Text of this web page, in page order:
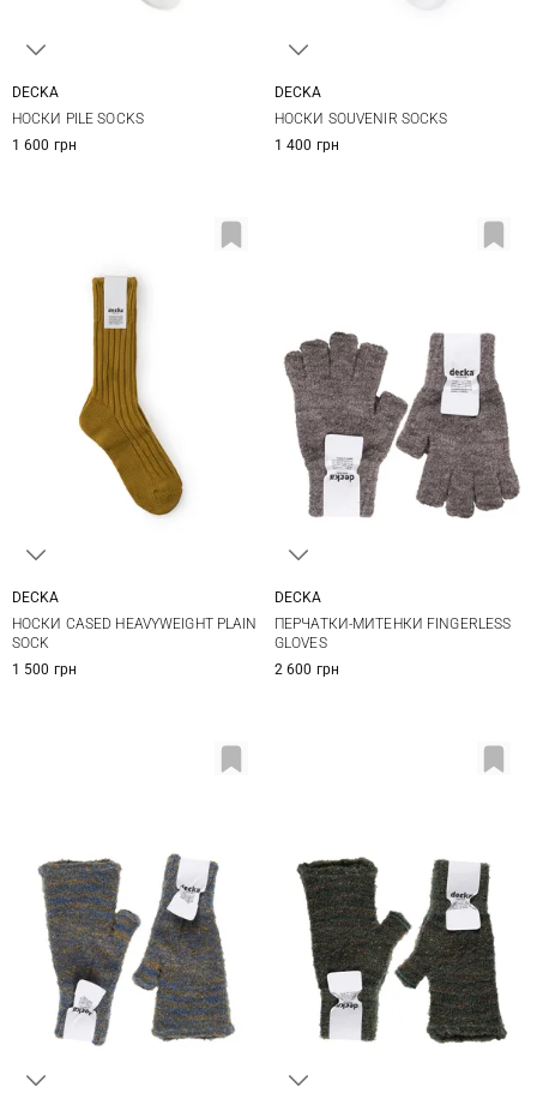
DECKA
НОСКИ PILE SOCKS
1 600 грн
DECKA
НОСКИ SOUVENIR SOCKS
1 400 грн
DECKA
НОСКИ CASED HEAVYWEIGHT PLAIN
SOCK
1 500 грн
DECKA
ПЕРЧАТКИ-МИТЕНКИ FINGERLESS
GLOVES
2 600 грн